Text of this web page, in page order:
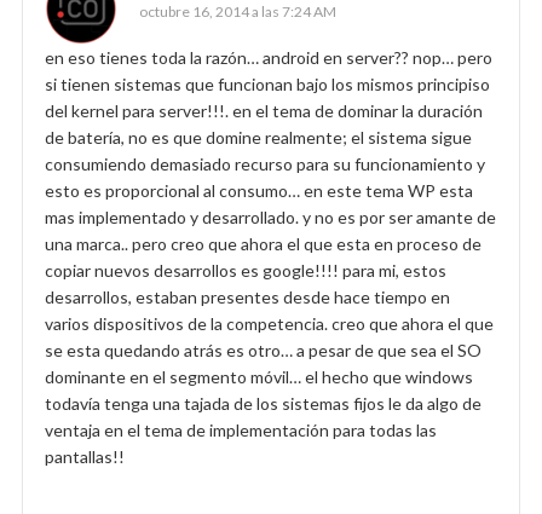
octubre 16, 2014 a las 7:24 AM
en eso tienes toda la razón… android en server?? nop… pero
si tienen sistemas que funcionan bajo los mismos principiso
del kernel para server!!!. en el tema de dominar la duración
de batería, no es que domine realmente; el sistema sigue
consumiendo demasiado recurso para su funcionamiento y
esto es proporcional al consumo… en este tema WP esta
mas implementado y desarrollado. y no es por ser amante de
una marca.. pero creo que ahora el que esta en proceso de
copiar nuevos desarrollos es google!!!! para mi, estos
desarrollos, estaban presentes desde hace tiempo en
varios dispositivos de la competencia. creo que ahora el que
se esta quedando atrás es otro… a pesar de que sea el SO
dominante en el segmento móvil… el hecho que windows
todavía tenga una tajada de los sistemas fijos le da algo de
ventaja en el tema de implementación para todas las
pantallas!!